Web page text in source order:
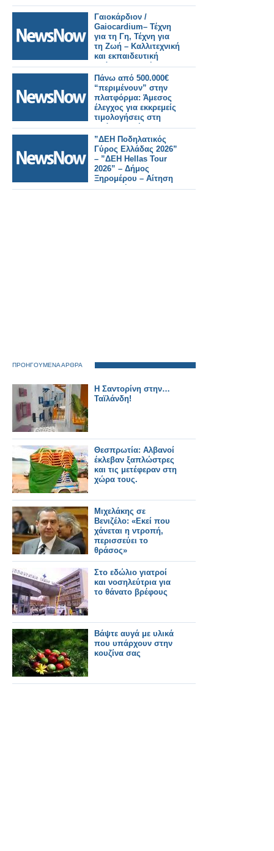
Γαιοκάρδιον /
Gaiocardium– Τέχνη
για τη Γη, Τέχνη για
τη Ζωή – Καλλιτεχνική
και εκπαιδευτική
δράση στον Δήμο
Ξηρομέρου.
Πάνω από 500.000€
“περιμένουν” στην
πλατφόρμα: Άμεσος
έλεγχος για εκκρεμείς
τιμολογήσεις στη
Δράση Παχέος
Εντέρου
”ΔΕΗ Ποδηλατικός
Γύρος Ελλάδας 2026”
– ”ΔΕΗ Hellas Tour
2026” – Δήμος
Ξηρομέρου – Αίτηση
εθελοντή.
ΠΡΟΗΓΟΥΜΕΝΑ ΑΡΘΡΑ
Η Σαντορίνη στην…
Ταϊλάνδη!
Θεσπρωτία: Αλβανοί
έκλεβαν ξαπλώστρες
και τις μετέφεραν στη
χώρα τους.
Μιχελάκης σε
Βενιζέλο: «Eκεί που
χάνεται η ντροπή,
περισσεύει το
θράσος»
Στο εδώλιο γιατροί
και νοσηλεύτρια για
το θάνατο βρέφους
Βάψτε αυγά με υλικά
που υπάρχουν στην
κουζίνα σας